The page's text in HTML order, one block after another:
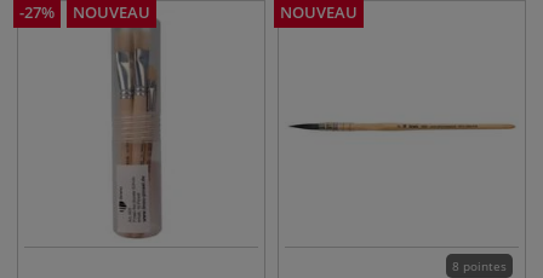
-27% NOUVEAU NOUVEAU
8 pointes